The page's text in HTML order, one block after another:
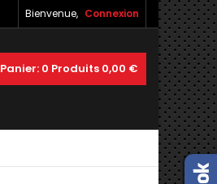
Bienvenue, Connexion
Panier: 0 Produits 0,00 €